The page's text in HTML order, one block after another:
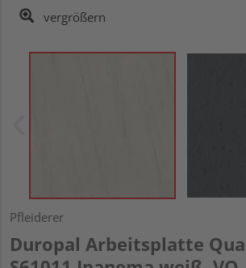
vergrößern
Pfleiderer
Duropal Arbeitsplatte